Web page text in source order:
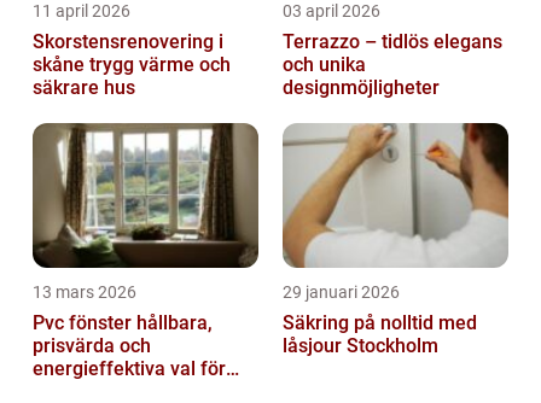
11 april 2026
Skorstensrenovering i
skåne trygg värme och
säkrare hus
03 april 2026
Terrazzo – tidlös elegans
och unika
designmöjligheter
13 mars 2026
Pvc fönster hållbara,
prisvärda och
energieffektiva val för
29 januari 2026
Säkring på nolltid med
låsjour Stockholm